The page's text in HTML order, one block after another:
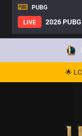
PUBG
LIVE
2026
🌟